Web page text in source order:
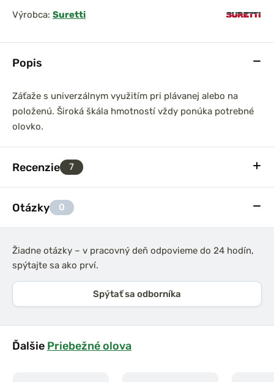
Popis
Záťaže s univerzálnym využitím pri plávanej alebo na
položenú. Široká škála hmotností vždy ponúka potrebné
olovko.
Recenzie 7
Otázky 0
Žiadne otázky – v pracovný deň odpovieme do 24 hodín,
spýtajte sa ako prví.
Spýtať sa odborníka
Ďalšie Priebežné olova
Výrobca: Suretti